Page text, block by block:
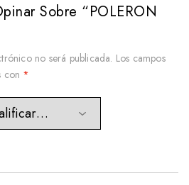
Sobre “POLERON
no será publicada. Los campos
con *